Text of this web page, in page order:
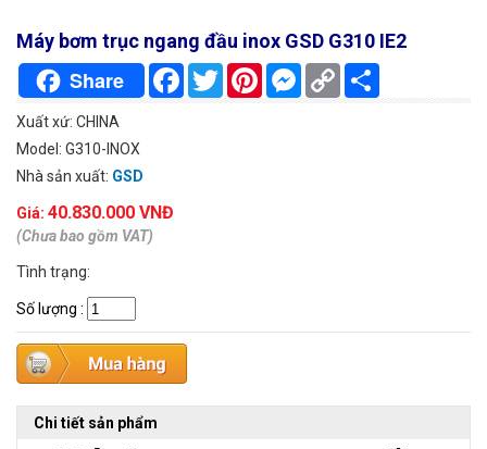
Máy bơm trục ngang đầu inox GSD G310 IE2
Share FacebookTwitterPinterestMessenger
Copy
Link
Xuất xứ: CHINA
Model: G310-INOX
Nhà sản xuất: GSD
Giá: 40.830.000 VNĐ
(Chưa bao gồm VAT)
Tình trạng:
Số lượng :
Chi tiết sản phẩm